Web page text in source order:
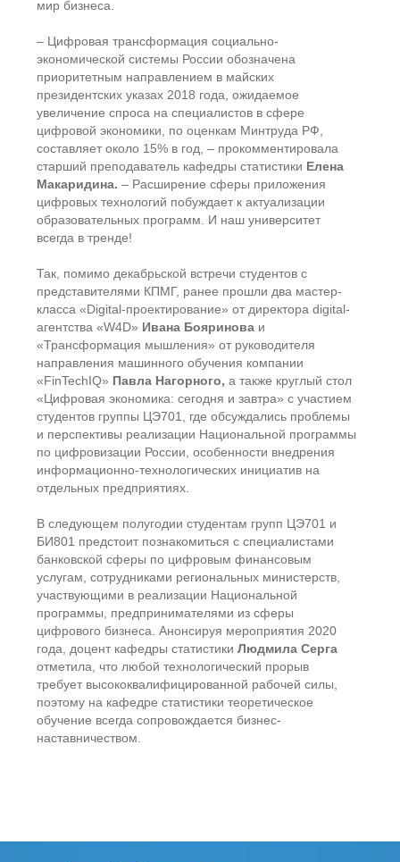
мир бизнеса.
– Цифровая трансформация социально-
экономической системы России обозначена
приоритетным направлением в майских
президентских указах 2018 года, ожидаемое
увеличение спроса на специалистов в сфере
цифровой экономики, по оценкам Минтруда РФ,
составляет около 15% в год, – прокомментировала
старший преподаватель кафедры статистики Елена
Макаридина. – Расширение сферы приложения
цифровых технологий побуждает к актуализации
образовательных программ. И наш университет
всегда в тренде!
Так, помимо декабрьской встречи студентов с
представителями КПМГ, ранее прошли два мастер-
класса «Digital-проектирование» от директора digital-
агентства «W4D» Ивана Бояринова и
«Трансформация мышления» от руководителя
направления машинного обучения компании
«FinTechIQ» Павла Нагорного, а также круглый стол
«Цифровая экономика: сегодня и завтра» с участием
студентов группы ЦЭ701, где обсуждались проблемы
и перспективы реализации Национальной программы
по цифровизации России, особенности внедрения
информационно-технологических инициатив на
отдельных предприятиях.
В следующем полугодии студентам групп ЦЭ701 и
БИ801 предстоит познакомиться с специалистами
банковской сферы по цифровым финансовым
услугам, сотрудниками региональных министерств,
участвующими в реализации Национальной
программы, предпринимателями из сферы
цифрового бизнеса. Анонсируя мероприятия 2020
года, доцент кафедры статистики Людмила Серга
отметила, что любой технологический прорыв
требует высококвалифицированной рабочей силы,
поэтому на кафедре статистики теоретическое
обучение всегда сопровождается бизнес-
наставничеством.